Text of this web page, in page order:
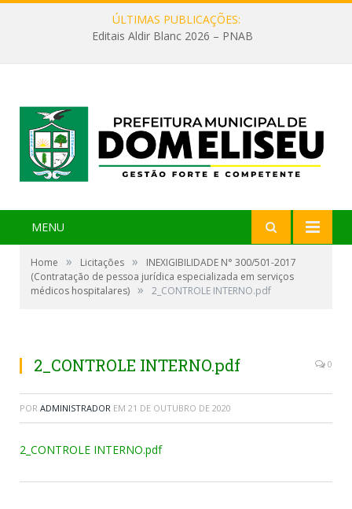
ÚLTIMAS PUBLICAÇÕES:
Editais Aldir Blanc 2026 – PNAB
MENU
Home » Licitações »
INEXIGIBILIDADE N° 300/501-2017
(Contratação de pessoa jurídica especializada em serviços
médicos hospitalares) » 2_CONTROLE INTERNO.pdf
2_CONTROLE INTERNO.pdf 0
POR ADMINISTRADOR EM 21 DE OUTUBRO DE 2020
2_CONTROLE INTERNO.pdf